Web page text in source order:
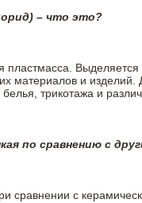
– что это?
пластмасса.
материалов и
трикотажа и
по сравнению с
сравнении с